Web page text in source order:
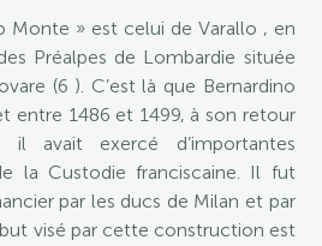
Monte » est celui de Varallo , en
Préalpes de Lombardie située
(6 ). C’est là que Bernardino
entre 1486 et 1499, à son retour
avait exercé d’importantes
la Custodie franciscaine. Il fut
par les ducs de Milan et par
visé par cette construction est